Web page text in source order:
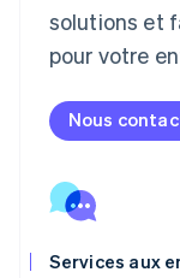
solutions et
pour votre
Nous
Services aux
English
English
English
Irlande
Italie
Italiano
日本語 English